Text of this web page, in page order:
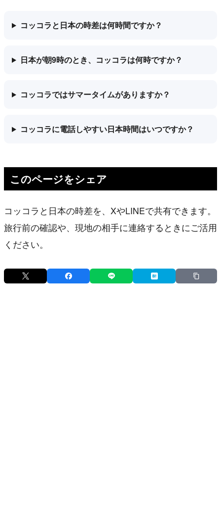
コッコラと日本の時差は何時間ですか？
日本が朝9時のとき、コッコラは何時ですか？
コッコラではサマータイムがありますか？
コッコラに電話しやすい日本時間はいつですか？
このページをシェア
コッコラと日本の時差を、XやLINEで共有できます。
旅行前の確認や、現地の相手に連絡するときにご活用
ください。